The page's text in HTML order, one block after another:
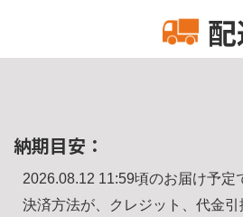
納期目安：
2026.08.12 11:59頃のお届け予定
決済方法が、クレジット、代金